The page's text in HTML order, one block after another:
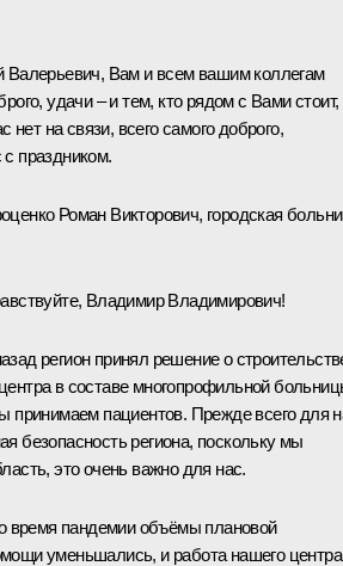
Валерьевич, Вам и всем вашим коллегам
удачи – и тем, кто рядом с Вами стоит,
нет на связи, всего самого доброго,
праздником.
Роман Викторович, городская
Владимир Владимирович!
регион принял решение о
в составе многопрофильной
принимаем пациентов. Прежде всего для
безопасность региона, поскольку мы
это очень важно для нас.
время пандемии объёмы плановой
уменьшались, и работа нашего центра